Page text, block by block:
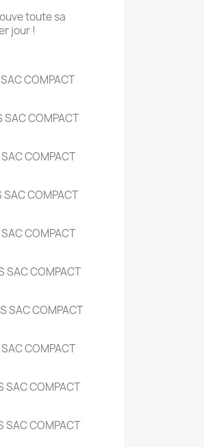
toute sa
jour !
COMPACT
SAC COMPACT
COMPACT
SAC COMPACT
COMPACT
SAC COMPACT
SAC COMPACT
COMPACT
SAC COMPACT
SAC COMPACT